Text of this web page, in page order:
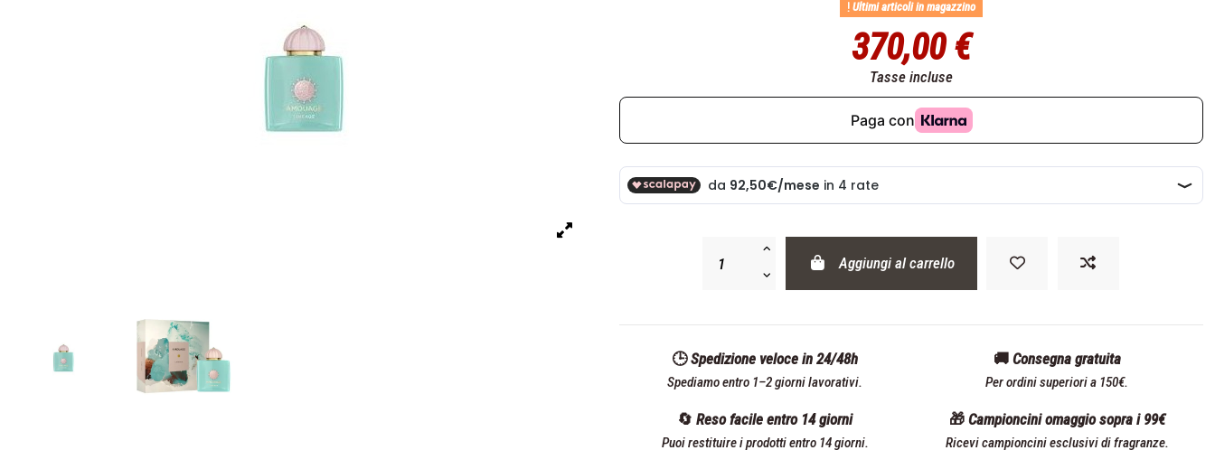
Ultimi articoli in magazzino
370,00 €
Tasse incluse
Aggiungi al carrello
🕒 Spedizione veloce in 24/48h
Spediamo entro 1–2 giorni lavorativi.
🚚 Consegna gratuita
Per ordini superiori a 150€.
🔄 Reso facile entro 14 giorni
Puoi restituire i prodotti entro 14 giorni.
🎁 Campioncini omaggio sopra i 99€
Ricevi campioncini esclusivi di fragranze.